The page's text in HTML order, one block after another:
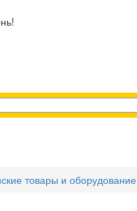
товары и оборудование